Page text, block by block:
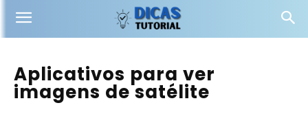
Aplicativos para ver
imagens de satélite